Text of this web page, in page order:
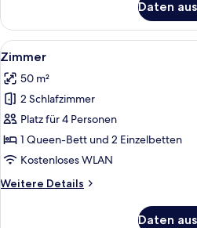
Doppelzimmer
Daten
Alle
Fotos
für
Zimmer
anzeigen
9
Zimmer
50 m²
2 Schlafzimmer
Platz für 4 Personen
1 Queen-Bett und 2 Einzelbetten
Kostenloses WLAN
Weitere Details
Weitere
Daten